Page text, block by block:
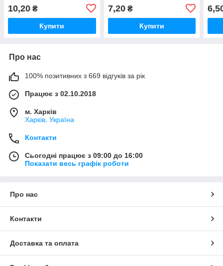
10,20 ₴
Купити
7,20₴
Купити
Про нас
100% позитивних з 669 відгуків за рік
Працює з 02.10.2018
м. Харків
Харків, Україна
Контакти
Сьогодні працює з 09:00 до 16:00
Показати весь графік роботи
Про нас
Контакти
Доставка та оплата